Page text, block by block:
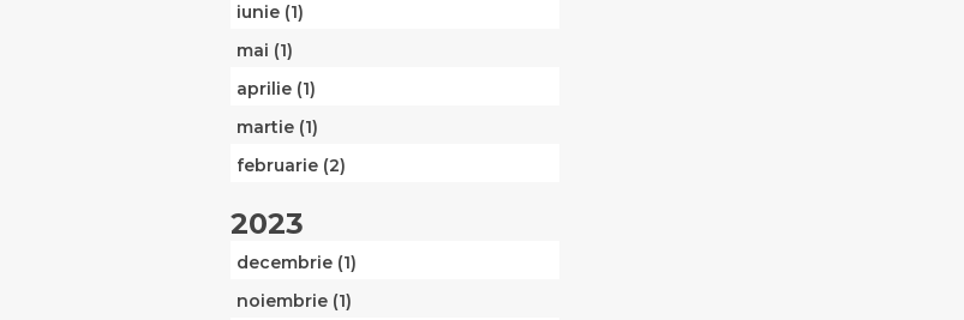
iunie (1)
mai (1)
aprilie (1)
martie (1)
februarie (2)
2023
decembrie (1)
noiembrie (1)